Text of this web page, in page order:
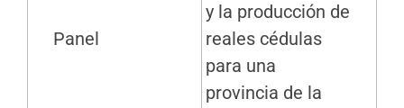
Panel
y la producción de
reales cédulas
para una
provincia de la